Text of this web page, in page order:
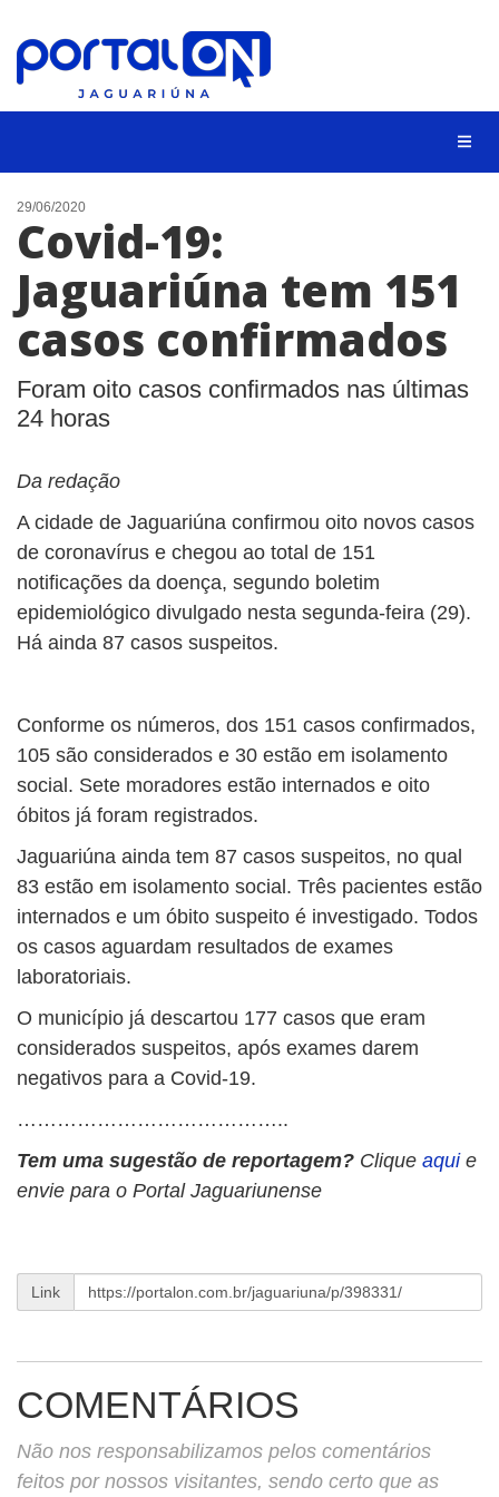
NOTÍCIAS
LISTA DIGITAL
CONTATO
ANUNCIE
BUSCAR
29/06/2020
Covid-19:
Jaguariúna tem 151
casos confirmados
Foram oito casos confirmados nas últimas
24 horas
Da redação
A cidade de Jaguariúna confirmou oito novos casos
de coronavírus e chegou ao total de 151
notificações da doença, segundo boletim
epidemiológico divulgado nesta segunda-feira (29).
Há ainda 87 casos suspeitos.
Conforme os números, dos 151 casos confirmados,
105 são considerados e 30 estão em isolamento
social. Sete moradores estão internados e oito
óbitos já foram registrados.
Jaguariúna ainda tem 87 casos suspeitos, no qual
83 estão em isolamento social. Três pacientes estão
internados e um óbito suspeito é investigado. Todos
os casos aguardam resultados de exames
laboratoriais.
O município já descartou 177 casos que eram
considerados suspeitos, após exames darem
negativos para a Covid-19.
…………………………………..
Tem uma sugestão de reportagem? Clique aqui e
envie para o Portal Jaguariunense
Link
COMENTÁRIOS
Não nos responsabilizamos pelos comentários
feitos por nossos visitantes, sendo certo que as